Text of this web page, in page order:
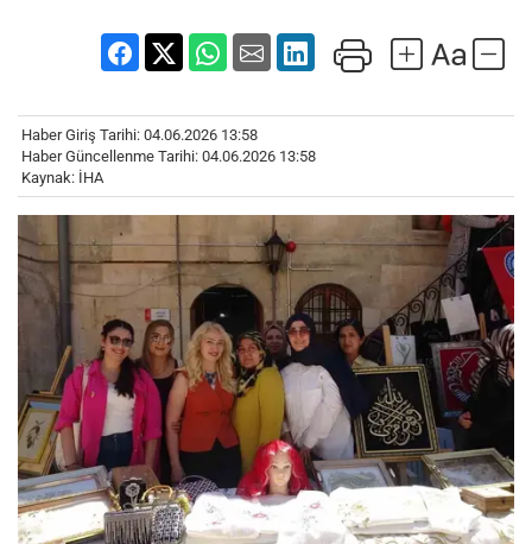
Haber Giriş Tarihi: 04.06.2026 13:58
Haber Güncellenme Tarihi: 04.06.2026 13:58
Kaynak: İHA